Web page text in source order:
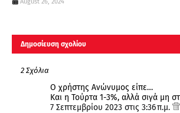
Δημοσίευση σχολίου
2 Σχόλια
Ο χρήστης Ανώνυμος είπε…
Και η Τούρτα 1-3%, αλλά σιγά μη
7 Σεπτεμβρίου 2023 στις 3:36 π.μ.